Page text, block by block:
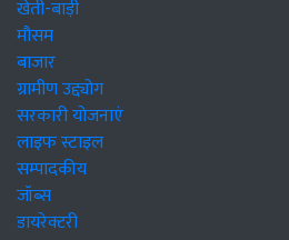
खेती-बाड़ी
मौसम
बाजार
ग्रामीण उद्द्योग
सरकारी योजनाएं
लाइफ स्टाइल
सम्पादकीय
जॉब्स
डायरेक्टरी